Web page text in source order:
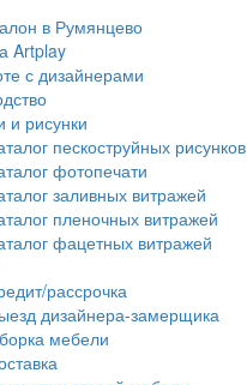
в Румянцево
Artplay
с дизайнерами
и рисунки
пескоструйных рисунков
фотопечати
заливных витражей
пленочных витражей
фацетных витражей
рассрочка
дизайнера-замерщика
мебели